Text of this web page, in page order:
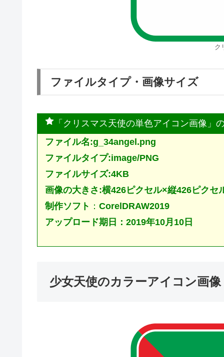
ク
ファイルタイプ・画像サイズ
「クリスマス天使の単色アイコン画像」
ファイル名:g_34angel.png
ファイルタイプ:image/PNG
ファイルサイズ:4KB
画像の大きさ:横426ピクセル×縦426ピクセ
制作ソフト ： CorelDRAW2019
アップロード期日：2019年10月10日
少女天使のカラーアイコン画像